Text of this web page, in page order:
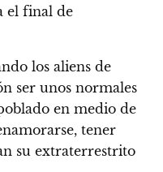
el final de
los aliens de
ser unos normales
en medio de
tener
su extraterrestrito